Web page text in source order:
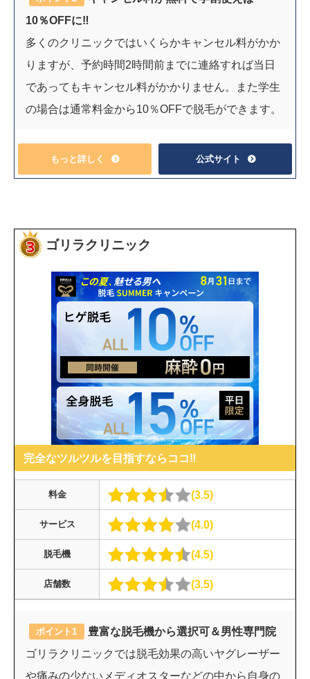
10％OFFに‼︎
多くのクリニックではいくらかキャンセル料がかか
りますが、予約時間2時間前までに連絡すれば当日
であってもキャンセル料がかかりません。また学生
の場合は通常料金から10％OFFで脱毛ができます。
もっと詳しく 公式サイト
ゴリラクリニック
完全なツルツルを目指すならココ‼︎
料金 3.5
サービス 4.0
脱毛機 4.5
店舗数 3.5
ポイント1
豊富な脱毛機から選択可＆男性専門院
ゴリラクリニックでは脱毛効果の高いヤグレーザー
や痛みの少ないメディオスターなどの中から自身の